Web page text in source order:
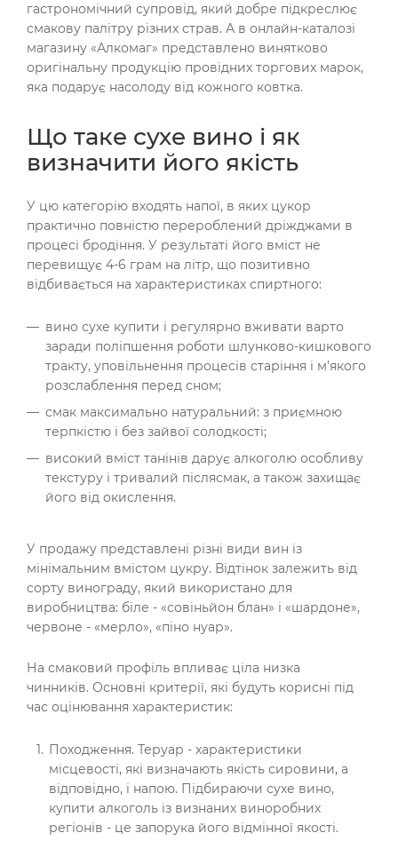
гастрономічний супровід, який добре підкреслює
смакову палітру різних страв. А в онлайн-каталозі
магазину «Алкомаг» представлено винятково
оригінальну продукцію провідних торгових марок,
яка подарує насолоду від кожного ковтка.
Що таке сухе вино і як
визначити його якість
У цю категорію входять напої, в яких цукор
практично повністю перероблений дріжджами в
процесі бродіння. У результаті його вміст не
перевищує 4-6 грам на літр, що позитивно
відбивається на характеристиках спиртного:
вино сухе купити і регулярно вживати варто
заради поліпшення роботи шлунково-кишкового
тракту, уповільнення процесів старіння і м'якого
розслаблення перед сном;
смак максимально натуральний: з приємною
терпкістю і без зайвої солодкості;
високий вміст танінів дарує алкоголю особливу
текстуру і тривалий післясмак, а також захищає
його від окислення.
У продажу представлені різні види вин із
мінімальним вмістом цукру. Відтінок залежить від
сорту винограду, який використано для
виробництва: біле - «совіньйон блан» і «шардоне»,
червоне - «мерло», «піно нуар».
На смаковий профіль впливає ціла низка
чинників. Основні критерії, які будуть корисні під
час оцінювання характеристик:
Походження. Теруар - характеристики
місцевості, які визначають якість сировини, а
відповідно, і напою. Підбираючи сухе вино,
купити алкоголь із визнаних виноробних
регіонів - це запорука його відмінної якості.